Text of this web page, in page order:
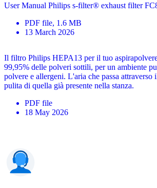
User Manual Philips s-filter® exhaust filter
PDF file, 1.6 MB
13 March 2026
Il filtro Philips HEPA13 per il tuo
99,95% delle polveri sottili, per un ambiente
polvere e allergeni. L'aria che passa attraverso
pulita di quella già presente nella stanza.
PDF file
18 May 2026